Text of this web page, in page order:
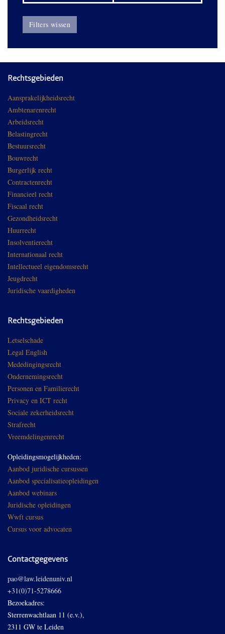
Filters wissen
Rechtsgebieden
Aansprakelijkheidsrecht
Ambtenarenrecht
Arbeidsrecht
Belastingrecht
Bestuursrecht
Bouwrecht
Burgerlijk recht
Contractenrecht
Financieel recht
Fiscaal recht
Gezondheidsrecht
Huurrecht
Insolventierecht
Internationaal recht
Intellectueel eigendomsrecht
Jeugdrecht
Juridische vaardigheden
Rechtsgebieden
Letselschade
Legal English
Mededingingsrecht
Ondernemingsrecht
Personen en Familierecht
Privacy en ICT recht
Sociale zekerheidsrecht
Strafrecht
Vreemdelingenrecht
Opleidingsmogelijkheden:
Aanbod juridische cursussen
Aanbod specialisatieopleidingen
Aanbod webinars
Juridische opleidingen
Wwft cursus
Cursus voor advocaten
Contactgegevens
pao@law.leidenuniv.nl
+31(0)71-5278666
Bezoekadres:
Sterrenwachtlaan 11 (e.v.),
2311 GW te Leiden